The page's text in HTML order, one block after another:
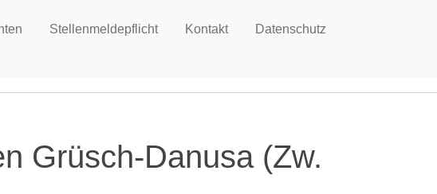
Stellenmeldepflicht Kontakt Datenschutz
Grüsch-Danusa (Zw.